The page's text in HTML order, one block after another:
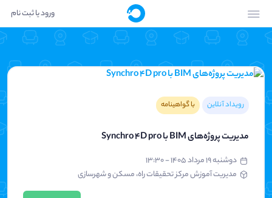
ورود یا ثبت نام
رویداد آنلاین با گواهینامه
مدیریت پروژه‌های BIM با Synchro 4D pro
دوشنبه ۱۹ مرداد ۱۴۰۵ - ۱۳:۳۰
مدیریت آموزش مرکز تحقیقات راه، مسکن و شهرسازی